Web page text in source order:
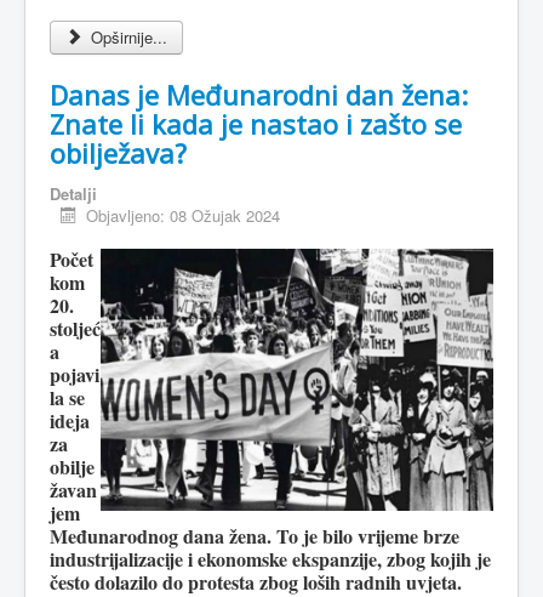
Opširnije...
Danas je Međunarodni dan žena:
Znate li kada je nastao i zašto se
obilježava?
Detalji
Objavljeno: 08 Ožujak 2024
Počet
kom
20.
stoljeć
a
pojavi
la se
ideja
za
obilje
žavan
jem
Međunarodnog dana žena. To je bilo vrijeme brze
industrijalizacije i ekonomske ekspanzije, zbog kojih je
često dolazilo do protesta zbog loših radnih uvjeta.